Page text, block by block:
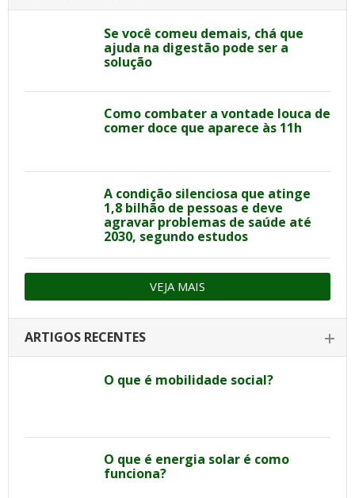
Se você comeu demais, chá que
ajuda na digestão pode ser a
solução
Como combater a vontade louca de
comer doce que aparece às 11h
A condição silenciosa que atinge
1,8 bilhão de pessoas e deve
agravar problemas de saúde até
2030, segundo estudos
VEJA MAIS
ARTIGOS RECENTES
O que é mobilidade social?
O que é energia solar é como
funciona?